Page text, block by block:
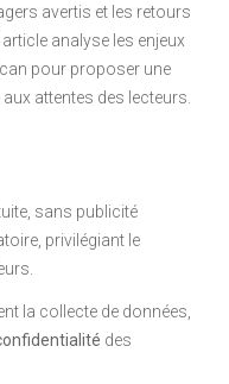
avertis et les retours
analyse les enjeux
pour proposer une
attentes des lecteurs.
sans publicité
privilégiant le
la collecte de données,
des